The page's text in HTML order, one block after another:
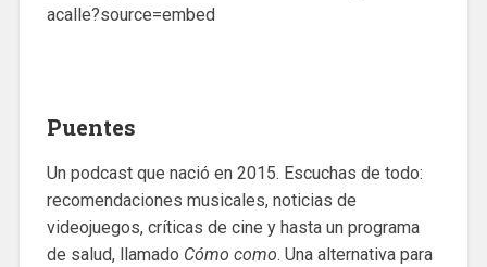
acalle?source=embed
Puentes
Un podcast que nació en 2015. Escuchas de todo:
recomendaciones musicales, noticias de
videojuegos, críticas de cine y hasta un programa
de salud, llamado Cómo como. Una alternativa para